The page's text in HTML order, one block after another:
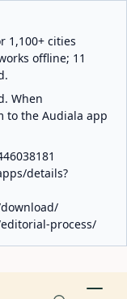
1,100+ cities
offline; 11
When
to the Audiala app
details?
process/